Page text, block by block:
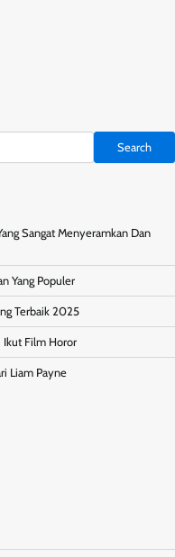
Search
Sangat Menyeramkan Dan
Yang Populer
Terbaik 2025
Ikut Film Horor
Liam Payne